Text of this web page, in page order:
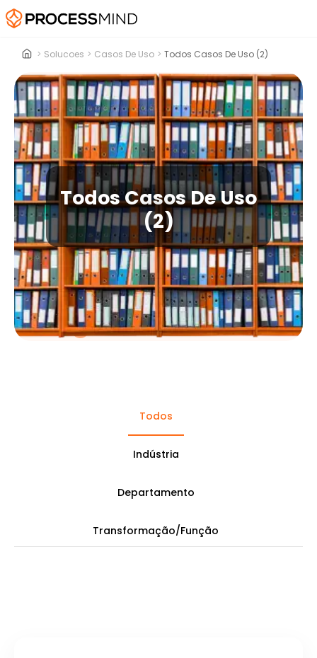
> Solucoes > Casos De Uso > Todos Casos De Uso (2)
Todos Casos De Uso
(2)
Todos
Indústria
Departamento
Transformação/Função